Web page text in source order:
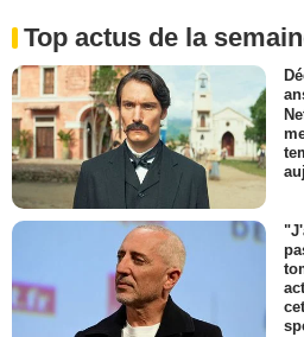
Top actus de la